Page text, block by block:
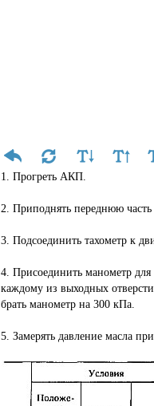
1. Прогреть АКП.
2. Приподнять переднюю часть
3. Подсоединить тахометр к
4. Присоединить манометр
каждому из выходных
брать манометр на 300 кПа.
5. Замерять давление масла